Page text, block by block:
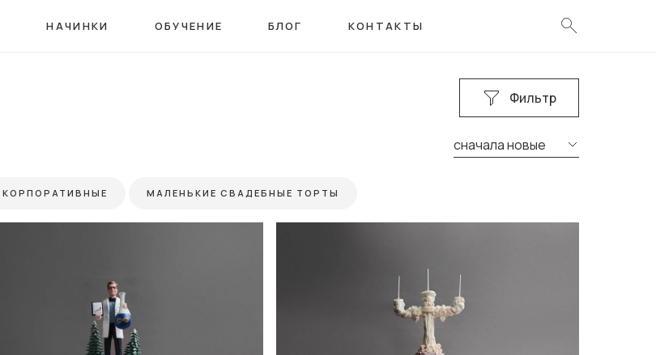
НАЧИНКИ ОБУЧЕНИЕ БЛОГ КОНТАКТЫ
Фильтр
сначала новые
КОРПОРАТИВНЫЕ МАЛЕНЬКИЕ СВАДЕБНЫЕ ТОРТЫ
ТОРТЫ НА 18 ЛЕТ ДЕВУШКЕ ТОРТЫ НА 19 ЛЕТ ДЕВУШКЕ
ТОРТЫ НА 50 ЛЕТ ЖЕНЩИНЕ